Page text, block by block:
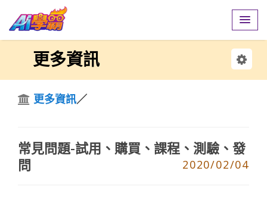
更多資訊
更多資訊／
常見問題-試用、購買、課程、測驗、發
問
2020/02/04